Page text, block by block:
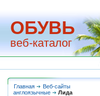
ОБУВЬ
веб-каталог
Главная
Веб-сайты
англоязычные
Лида